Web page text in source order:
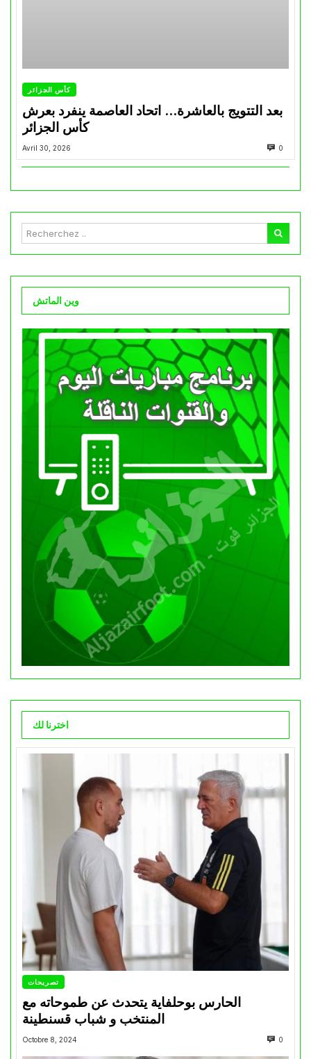
كأس الجزائر
بعد التتويج بالعاشرة… اتحاد العاصمة ينفرد بعرش
كأس الجزائر
Avril 30, 2026 0
وين الماتش
اخترنا لك
تصريحات
الحارس بوحلفاية يتحدث عن طموحاته مع
المنتخب و شباب قسنطينة
Octobre 8, 2024 0